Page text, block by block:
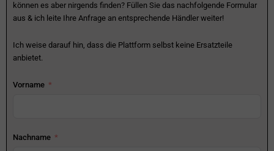
können es aber nirgends finden? Füllen Sie das nachfolgende Formular
aus & ich leite Ihre Anfrage an entsprechende Händler weiter!
Ich weise darauf hin, dass die Plattform selbst keine Ersatzteile
anbietet.
Vorname
Nachname